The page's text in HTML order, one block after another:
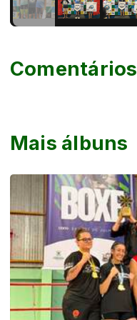
Mais álbuns
Comentários